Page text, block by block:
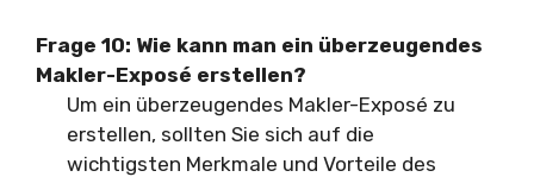
Frage 10: Wie kann man ein überzeugendes
Makler-Exposé erstellen?
Um ein überzeugendes Makler-Exposé zu
erstellen, sollten Sie sich auf die
wichtigsten Merkmale und Vorteile des